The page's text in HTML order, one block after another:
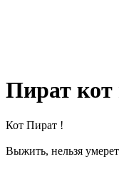
Пират
Кот Пират !
Выжить, нельзя